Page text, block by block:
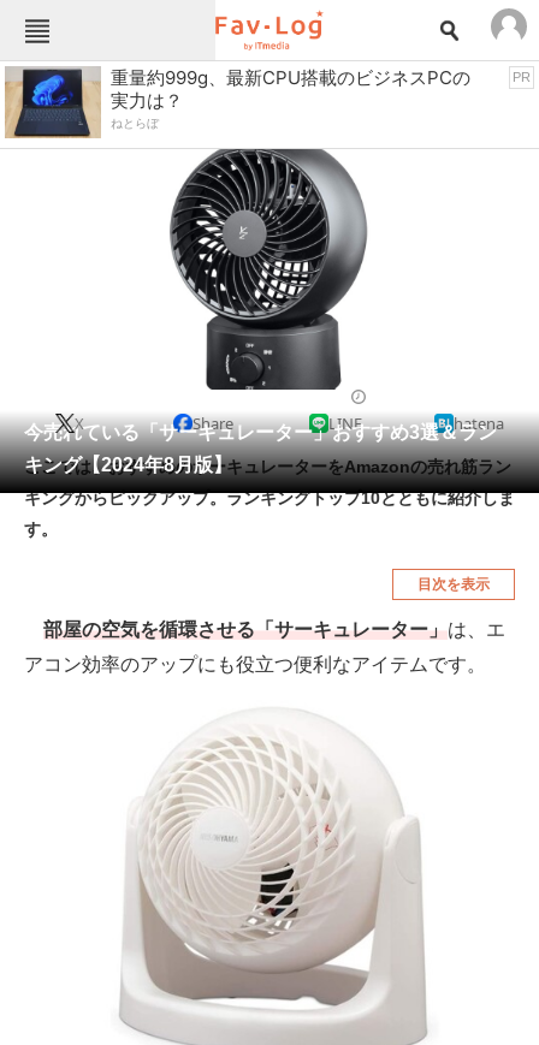
Fav-Logカテゴリー一覧
TOP
インテリア・収納 おもちゃ・ホビー
キッチン家電
ゲーム
スイーツ・お菓子
スマホ・携帯電話
ファッション
ペット 家電
工具・DIY 本・DVD・CD
生活家電
腕時計 車・バイク
釣り具・釣り用品 食品・飲料・お酒
注目記事を集めた総合ページ
ITの今と未来を見通す
スマホと通信の最新トレンド
進化するPCとデバイスの未来
好きが集まる 比べて選べる
重量約999g、最新CPU搭載のビジネスPCの
実力は？
ねとらぼ
PR
今売れている「サーキュレーター」おすすめ3選＆ラン
キング【2024年8月版】
X Share LINE hatena
ここでは、おすすめのサーキュレーターをAmazonの売れ筋ラン
キングからピックアップ。ランキングトップ10とともに紹介しま
す。
目次を表示
部屋の空気を循環させる「サーキュレーター」は、エ
アコン効率のアップにも役立つ便利なアイテムです。